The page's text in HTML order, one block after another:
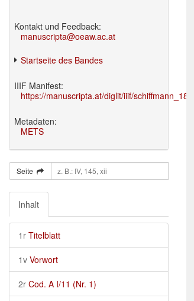
Kontakt und Feedback:
manuscripta@oeaw.ac.at
Startseite des Bandes
IIIF Manifest:
https://manuscripta.at/diglit/iiif/
Metadaten:
METS
Seite
Inhalt
1r Titelblatt
1v Vorwort
2r Cod. A I/11 (Nr. 1)